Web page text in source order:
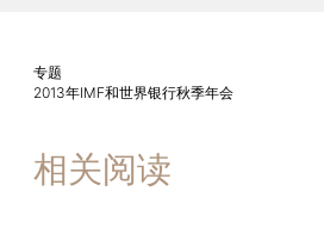
专题
2013年IMF和世界银行秋季年会
相关阅读